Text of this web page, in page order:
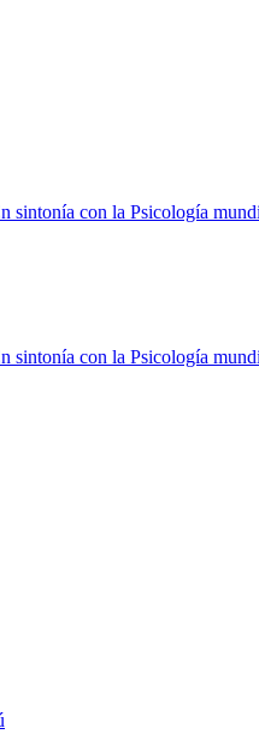
sintonía con la Psicología
sintonía con la Psicología